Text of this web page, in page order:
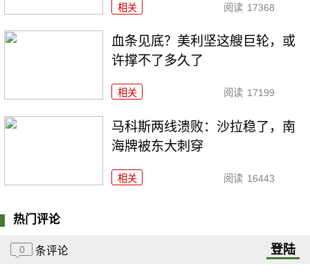
相关 阅读 17368
血条见底？美利坚这艘巨轮，或
许撑不了多久了
相关 阅读 17199
马科斯两线溃败：沙拉稳了，南
海牌被东大刺穿
相关 阅读 16443
热门评论
0 条评论 登陆